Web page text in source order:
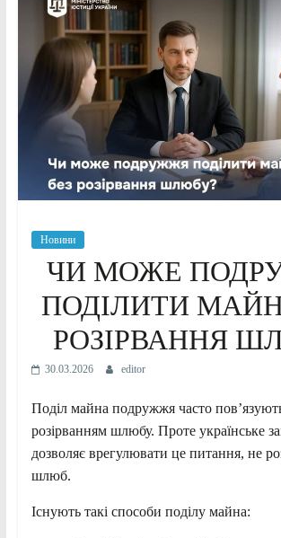
Новини
ЧИ МОЖЕ
ПОДІЛИТИ
РОЗІРВАННЯ
30.03.2026 editor
Поділ майна подружжя часто
розірванням шлюбу. Проте українське
дозволяє врегулювати це питання, не
шлюб.
Існують такі способи поділу майна: